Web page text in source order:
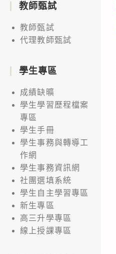
教師甄試
教師甄試
代理教師甄試
學生專區
成績缺曠
學生學習歷程檔案
專區
學生手冊
學生事務與轉導工
作網
學生事務資訊網
社團選填系統
學生自主學習專區
新生專區
高三升學專區
線上授課專區